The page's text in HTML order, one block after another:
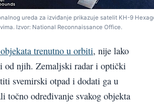
ureda za izviđanje prikazuje satelit KH-9
Izvor: National Reconnaissance Office.
trenutno u orbiti, nije lako
od njih. Zemaljski radar i optički
svemirski otpad i dodati ga u
točno određivanje svakog objekta